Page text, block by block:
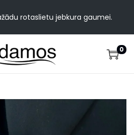
rotaslietu jebkura gaumei.
0